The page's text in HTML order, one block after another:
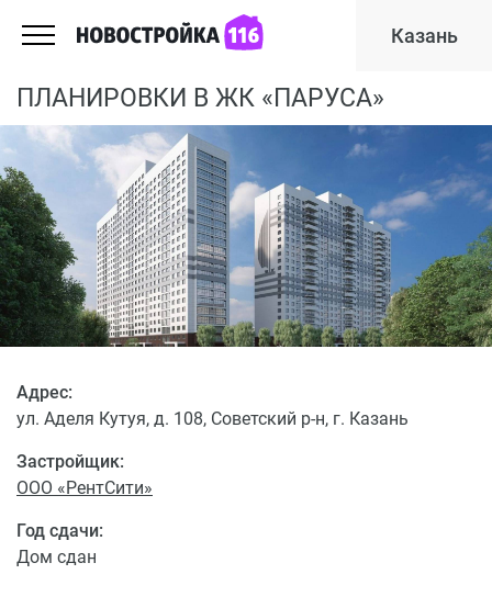
Казань
ПЛАНИРОВКИ В ЖК «ПАРУСА»
Застройщик:
ООО «РентСити»
Адрес:
ул. Аделя Кутуя, д. 108, Советский р-н, г. Казань
Год сдачи:
Дом сдан